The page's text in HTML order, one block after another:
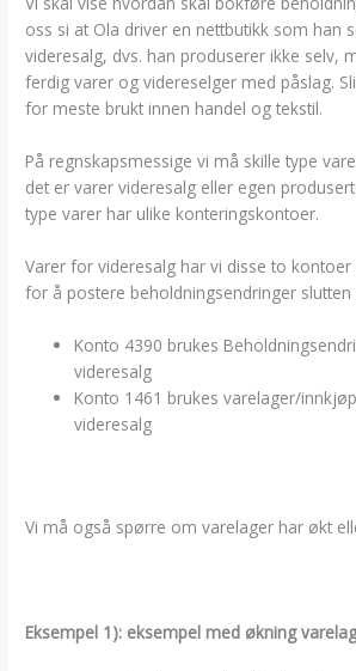
oss si at Ola driver en nettbutikk som han
videresalg, dvs. han produserer ikke selv,
ferdig varer og videreselger med påslag.
for meste brukt innen handel og tekstil.
På regnskapsmessige vi må skille type
det er varer videresalg eller egen
type varer har ulike konteringskontoer.
Varer for videresalg har vi disse to
for å postere beholdningsendringer slutten
Konto 4390 brukes
videresalg
Konto 1461 brukes varelager/
videresalg
Vi må også spørre om varelager har økt
Eksempel 1): eksempel med økning